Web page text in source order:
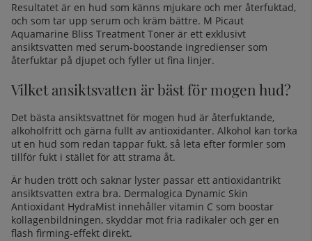
Resultatet är en hud som känns mjukare och mer återfuktad,
och som tar upp serum och kräm bättre. M Picaut
Aquamarine Bliss Treatment Toner är ett exklusivt
ansiktsvatten med serum-boostande ingredienser som
återfuktar på djupet och fyller ut fina linjer.
Vilket ansiktsvatten är bäst för mogen hud?
Det bästa ansiktsvattnet för mogen hud är återfuktande,
alkoholfritt och gärna fullt av antioxidanter. Alkohol kan torka
ut en hud som redan tappar fukt, så leta efter formler som
tillför fukt i stället för att strama åt.
Är huden trött och saknar lyster passar ett antioxidantrikt
ansiktsvatten extra bra. Dermalogica Dynamic Skin
Antioxidant HydraMist innehåller vitamin C som boostar
kollagenbildningen, skyddar mot fria radikaler och ger en
flash firming-effekt direkt.